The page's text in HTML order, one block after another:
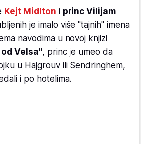
Kejt Midlton i princ Vilijam
je imalo više "tajnih" imena
navodima u novoj knjizi
Velsa", princ je umeo da
u Hajgrouv ili Sendringhem,
i po hotelima.